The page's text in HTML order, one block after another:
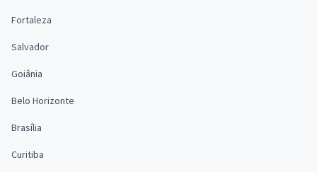
Fortaleza
Salvador
Goiânia
Belo Horizonte
Brasília
Curitiba